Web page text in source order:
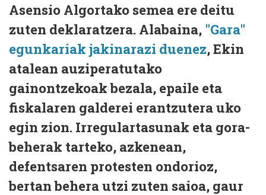
Asensio Algortako semea ere deitu
zuten deklaratzera. Alabaina, "Gara"
egunkariak jakinarazi duenez, Ekin
atalean auziperatutako
gainontzekoak bezala, epaile eta
fiskalaren galderei erantzutera uko
egin zion. Irregulartasunak eta gora-
beherak tarteko, azkenean,
defentsaren protesten ondorioz,
bertan behera utzi zuten saioa, gaur